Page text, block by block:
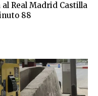
Real Madrid Castilla
88